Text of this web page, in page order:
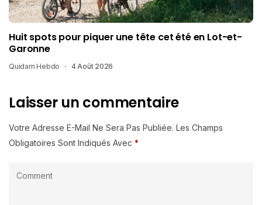
Huit spots pour piquer une tête cet été en Lot-et-
Garonne
Quidam Hebdo 4 Août 2026
Laisser un commentaire
Votre Adresse E-Mail Ne Sera Pas Publiée. Les Champs
Obligatoires Sont Indiqués Avec *